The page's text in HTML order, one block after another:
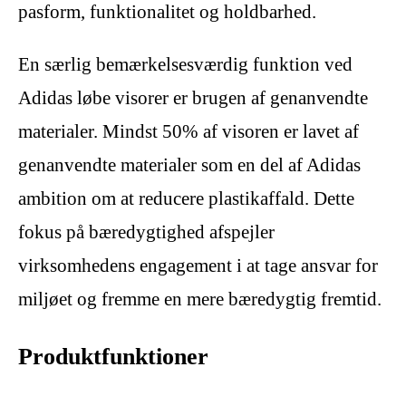
pasform, funktionalitet og holdbarhed.
En særlig bemærkelsesværdig funktion ved
Adidas løbe visorer er brugen af ​​genanvendte
materialer. Mindst 50% af visoren er lavet af
genanvendte materialer som en del af Adidas
ambition om at reducere plastikaffald. Dette
fokus på bæredygtighed afspejler
virksomhedens engagement i at tage ansvar for
miljøet og fremme en mere bæredygtig fremtid.
Produktfunktioner